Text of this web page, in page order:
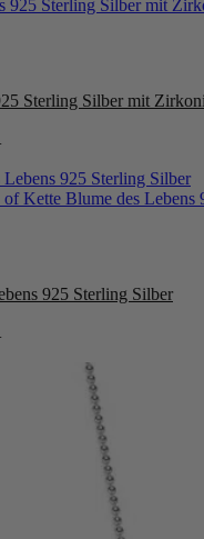
Sterling Silber mit
925 Sterling Silber